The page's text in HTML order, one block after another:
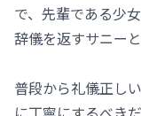
で、先輩である少
辞儀を返すサニー
普段から礼儀正し